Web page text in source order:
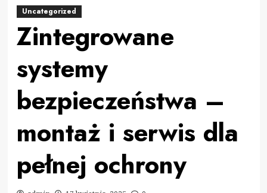
Uncategorized
Zintegrowane
systemy
bezpieczeństwa –
montaż i serwis dla
pełnej ochrony